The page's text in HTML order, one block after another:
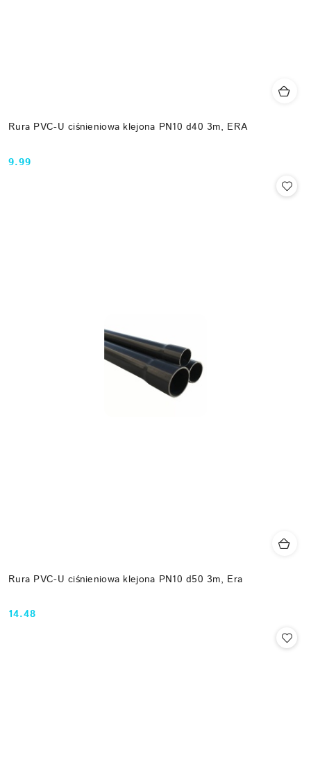
Rura PVC-U ciśnieniowa klejona PN10 d40 3m, ERA
Cena:
9.99
Rura PVC-U ciśnieniowa klejona PN10 d50 3m, Era
Cena:
14.48